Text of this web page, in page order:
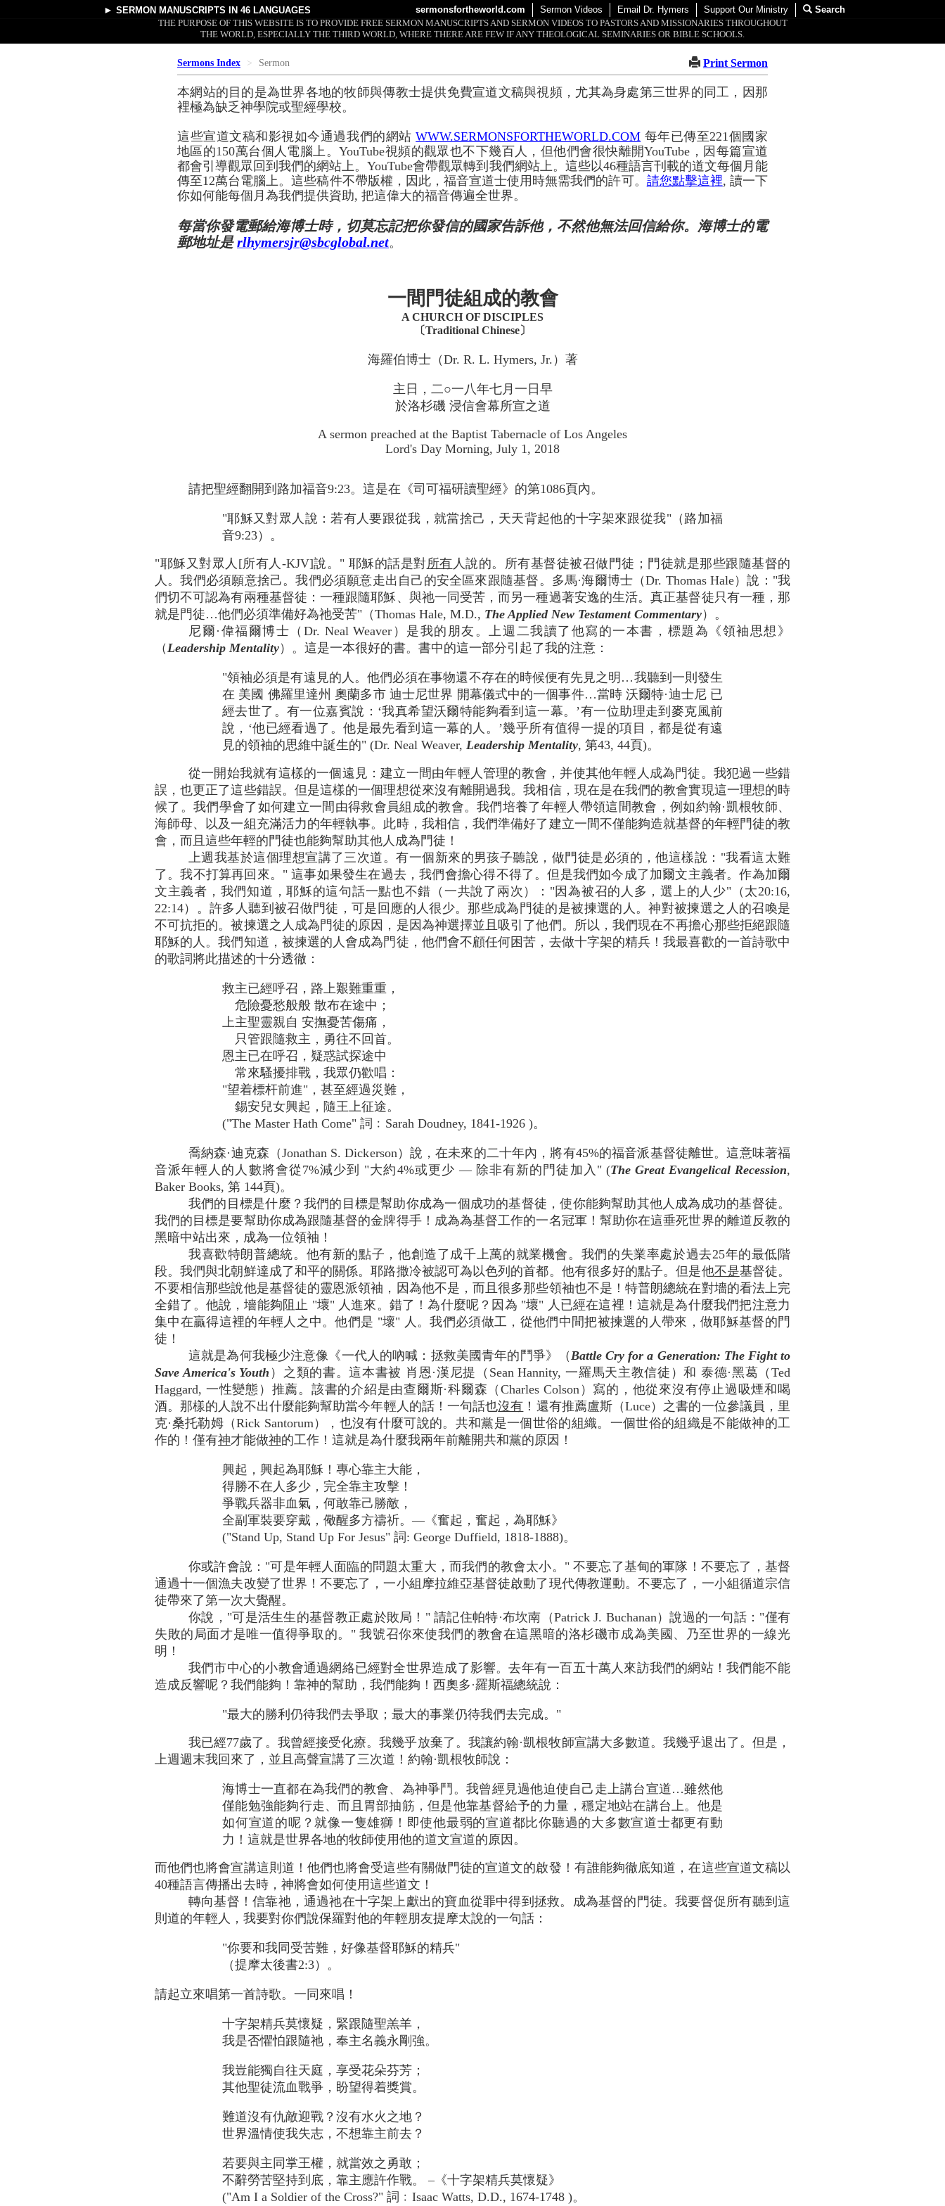
► SERMON MANUSCRIPTS IN 46 LANGUAGES sermonsfortheworld.com Sermon Videos Email Dr. Hymers Support Our Ministry
Search
THE PURPOSE OF THIS WEBSITE IS TO PROVIDE FREE SERMON MANUSCRIPTS AND SERMON VIDEOS TO PASTORS AND MISSIONARIES THROUGHOUT
THE WORLD, ESPECIALLY THE THIRD WORLD, WHERE THERE ARE FEW IF ANY THEOLOGICAL SEMINARIES OR BIBLE SCHOOLS.
Sermons Index Sermon Print Sermon
本網站的目的是為世界各地的牧師與傳教士提供免費宣道文稿與視頻，尤其為身處第三世界的同工，因那
裡極為缺乏神學院或聖經學校。
這些宣道文稿和影視如今通過我們的網站WWW.SERMONSFORTHEWORLD.COM 每年已傳至221個國家
地區的150萬台個人電腦上。YouTube視頻的觀眾也不下幾百人，但他們會很快離開YouTube，因每篇宣道
都會引導觀眾回到我們的網站上。YouTube會帶觀眾轉到我們網站上。這些以46種語言刊載的道文每個月能
傳至12萬台電腦上。這些稿件不帶版權，因此，福音宣道士使用時無需我們的許可。 請您點擊這裡, 讀一下
你如何能每個月為我們提供資助, 把這偉大的福音傳遍全世界。
每當你發電郵給海博士時，切莫忘記把你發信的國家告訴他，不然他無法回信給你。海博士的電
郵地址是rlhymersjr@sbcglobal.net。
一間門徒組成的教會
A CHURCH OF DISCIPLES
〔Traditional Chinese〕
海羅伯博士（Dr. R. L. Hymers, Jr.）著
主日，二○一八年七月一日早
於洛杉磯 浸信會幕所宣之道
A sermon preached at the Baptist Tabernacle of Los Angeles
Lord's Day Morning, July 1, 2018
請把聖經翻開到路加福音9:23。這是在《司可福研讀聖經》的第1086頁內。
"耶穌又對眾人說：若有人要跟從我，就當捨己，天天背起他的十字架來跟從我"（路加福
音9:23）。
"耶穌又對眾人[所有人-KJV]說。" 耶穌的話是對所有 人說的。所有基督徒被召做門徒；門徒就是那些跟隨基督的
人。我們必須願意捨己。我們必須願意走出自己的安全區來跟隨基督。多馬·海爾博士（Dr. Thomas Hale）說："我
們切不可認為有兩種基督徒：一種跟隨耶穌、與祂一同受苦，而另一種過著安逸的生活。真正基督徒只有一種，那
就是門徒…他們必須準備好為祂受苦"（Thomas Hale, M.D., The Applied New Testament Commentary）。
尼爾·偉福爾博士（Dr. Neal Weaver）是我的朋友。上週二我讀了他寫的一本書，標題為《領袖思想》
（Leadership Mentality）。這是一本很好的書。書中的這一部分引起了我的注意：
"領袖必須是有遠見的人。他們必須在事物還不存在的時候便有先見之明…我聽到一則發生
在 美國 佛羅里達州 奧蘭多市 迪士尼世界 開幕儀式中的一個事件…當時 沃爾特·迪士尼 已
經去世了。有一位嘉賓說：‘我真希望沃爾特能夠看到這一幕。’有一位助理走到麥克風前
說，‘他已經看過了。他是最先看到這一幕的人。’幾乎所有值得一提的項目，都是從有遠
見的領袖的思維中誕生的" (Dr. Neal Weaver, Leadership Mentality, 第43, 44頁)。
從一開始我就有這樣的一個遠見：建立一間由年輕人管理的教會，并使其他年輕人成為門徒。我犯過一些錯
誤，也更正了這些錯誤。但是這樣的一個理想從來沒有離開過我。我相信，現在是在我們的教會實現這一理想的時
候了。我們學會了如何建立一間由得救會員組成的教會。我們培養了年輕人帶領這間教會，例如約翰·凱根牧師、
海師母、以及一組充滿活力的年輕執事。此時，我相信，我們準備好了建立一間不僅能夠造就基督的年輕門徒的教
會，而且這些年輕的門徒也能夠幫助其他人成為門徒！
上週我基於這個理想宣講了三次道。有一個新來的男孩子聽說，做門徒是必須的，他這樣說："我看這太難
了。我不打算再回來。" 這事如果發生在過去，我們會擔心得不得了。但是我們如今成了加爾文主義者。作為加爾
文主義者，我們知道，耶穌的這句話一點也不錯（一共說了兩次）："因為被召的人多，選上的人少"（太20:16,
22:14）。許多人聽到被召做門徒，可是回應的人很少。那些成為門徒的是被揀選的人。神對被揀選之人的召喚是
不可抗拒的。被揀選之人成為門徒的原因，是因為神選擇並且吸引了他們。所以，我們現在不再擔心那些拒絕跟隨
耶穌的人。我們知道，被揀選的人會成為門徒，他們會不顧任何困苦，去做十字架的精兵！我最喜歡的一首詩歌中
的歌詞將此描述的十分透徹：
救主已經呼召，路上艱難重重，
危險憂愁般般 散布在途中；
上主聖靈親自 安撫憂苦傷痛，
只管跟隨救主，勇往不回首。
恩主已在呼召，疑惑試探途中
常來騷擾排戰，我眾仍歡唱：
"望着標杆前進"，甚至經過災難，
錫安兒女興起，隨王上征途。
("The Master Hath Come" 詞﹕Sarah Doudney, 1841-1926 )。
喬納森·迪克森（Jonathan S. Dickerson）說，在未來的二十年內，將有45%的福音派基督徒離世。這意味著福
音派年輕人的人數將會從7%減少到 "大約4%或更少 — 除非有新的門徒加入" (The Great Evangelical Recession,
Baker Books, 第 144頁)。
我們的目標是什麼？我們的目標是幫助你成為一個成功的基督徒，使你能夠幫助其他人成為成功的基督徒。
我們的目標是要幫助你成為跟隨基督的金牌得手！成為為基督工作的一名冠軍！幫助你在這垂死世界的離道反教的
黑暗中站出來，成為一位領袖！
我喜歡特朗普總統。他有新的點子，他創造了成千上萬的就業機會。我們的失業率處於過去25年的最低階
段。我們與北朝鮮達成了和平的關係。耶路撒冷被認可為以色列的首都。他有很多好的點子。但是他不是基督徒。
不要相信那些說他是基督徒的靈恩派領袖，因為他不是，而且很多那些領袖也不是！特普朗總統在對墻的看法上完
全錯了。他說，墻能夠阻止 "壞" 人進來。錯了！為什麼呢？因為 "壞" 人已經在這裡！這就是為什麼我們把注意力
集中在贏得這裡的年輕人之中。他們是 "壞" 人。我們必須做工，從他們中間把被揀選的人帶來，做耶穌基督的門
徒！
這就是為何我極少注意像《一代人的吶喊：拯救美國青年的鬥爭》（Battle Cry for a Generation: The Fight to
Save America's Youth ）之類的書。這本書被 肖恩·漢尼提（Sean Hannity, 一羅馬天主教信徒）和 泰德·黑葛（Ted
Haggard, 一性變態）推薦。該書的介紹是由查爾斯·科爾森（Charles Colson）寫的，他從來沒有停止過吸煙和喝
酒。那樣的人說不出什麼能夠幫助當今年輕人的話！一句話也沒有 ！還有推薦盧斯（Luce）之書的一位參議員，里
克·桑托勒姆（Rick Santorum），也沒有什麼可說的。共和黨是一個世俗的組織。一個世俗的組織是不能做神的工
作的！僅有神才能做神的工作！這就是為什麼我兩年前離開共和黨的原因！
興起，興起為耶穌！專心靠主大能，
得勝不在人多少，完全靠主攻擊！
爭戰兵器非血氣，何敢靠己勝敵，
全副軍裝要穿戴，儆醒多方禱祈。—《奮起，奮起，為耶穌》
("Stand Up, Stand Up For Jesus" 詞: George Duffield, 1818-1888)。
你或許會說："可是年輕人面臨的問題太重大，而我們的教會太小。" 不要忘了基甸的軍隊！不要忘了，基督
通過十一個漁夫改變了世界！不要忘了，一小組摩拉維亞基督徒啟動了現代傳教運動。不要忘了，一小組循道宗信
徒帶來了第一次大覺醒。
你說，"可是活生生的基督教正處於敗局！" 請記住帕特·布坎南（Patrick J. Buchanan）說過的一句話："僅有
失敗的局面才是唯一值得爭取的。" 我號召你來使我們的教會在這黑暗的洛杉磯市成為美國、乃至世界的一線光
明！
我們市中心的小教會通過網絡已經對全世界造成了影響。去年有一百五十萬人來訪我們的網站！我們能不能
造成反響呢？我們能夠！靠神的幫助，我們能夠！西奧多·羅斯福總統說：
"最大的勝利仍待我們去爭取；最大的事業仍待我們去完成。"
我已經77歲了。我曾經接受化療。我幾乎放棄了。我讓約翰·凱根牧師宣講大多數道。我幾乎退出了。但是，
上週週末我回來了，並且高聲宣講了三次道！約翰·凱根牧師說：
海博士一直都在為我們的教會、為神爭鬥。我曾經見過他迫使自己走上講台宣道…雖然他
僅能勉強能夠行走、而且胃部抽筋，但是他靠基督給予的力量，穩定地站在講台上。他是
如何宣道的呢？就像一隻雄獅！即使他最弱的宣道都比你聽過的大多數宣道士都更有動
力！這就是世界各地的牧師使用他的道文宣道的原因。
而他們也將會宣講這則道！他們也將會受這些有關做門徒的宣道文的啟發！有誰能夠徹底知道，在這些宣道文稿以
40種語言傳播出去時，神將會如何使用這些道文！
轉向基督！信靠祂，通過祂在十字架上獻出的寶血從罪中得到拯救。成為基督的門徒。我要督促所有聽到這
則道的年輕人，我要對你們說保羅對他的年輕朋友提摩太說的一句話：
"你要和我同受苦難，好像基督耶穌的精兵"
（提摩太後書2:3）。
請起立來唱第一首詩歌。一同來唱！
十字架精兵莫懷疑，緊跟隨聖羔羊，
我是否懼怕跟隨祂，奉主名義永剛強。
我豈能獨自往天庭，享受花朵芬芳；
其他聖徒流血戰爭，盼望得着獎賞。
難道沒有仇敵迎戰？沒有水火之地？
世界溫情使我失志，不想靠主前去？
若要與主同掌王權，就當效之勇敢；
不辭勞苦堅持到底，靠主應許作戰。 –《十字架精兵莫懷疑》
("Am I a Soldier of the Cross?" 詞﹕Isaac Watts, D.D., 1674-1748 )。